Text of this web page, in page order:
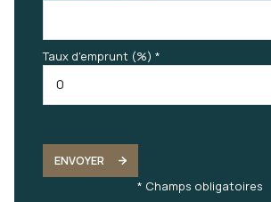
Taux d'emprunt (%) *
ENVOYER
* Champs obligatoires